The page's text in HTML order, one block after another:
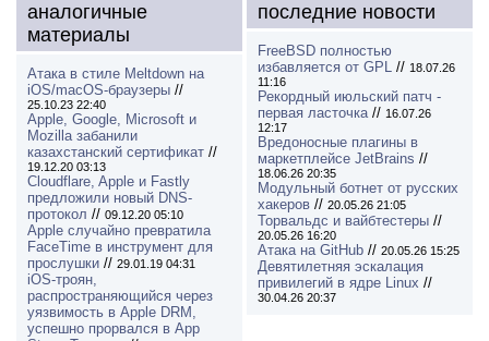
аналогичные
материалы
Атака в стиле Meltdown на
iOS/macOS-браузеры //
25.10.23 22:40
Apple, Google, Microsoft и
Mozilla забанили
казахстанский сертификат //
19.12.20 03:13
Cloudflare, Apple и Fastly
предложили новый DNS-
протокол // 09.12.20 05:10
Apple случайно превратила
FaceTime в инструмент для
прослушки // 29.01.19 04:31
iOS-троян,
распространяющийся через
уязвимость в Apple DRM,
успешно прорвался в App
последние новости
FreeBSD полностью
избавляется от GPL // 18.07.26
11:16
Рекордный июльский патч -
первая ласточка// 16.07.26
12:17
Вредоносные плагины в
маркетплейсе JetBrains //
18.06.26 20:35
Модульный ботнет от русских
хакеров // 20.05.26 21:05
Торвальдс и вайбтестеры //
20.05.26 16:20
Атака на GitHub // 20.05.26 15:25
Девятилетняя эскалация
привилегий в ядре Linux //
30.04.26 20:37